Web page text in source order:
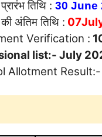
तिथि : 30 June
अंतिम तिथि :
Verification :
list:- July
Allotment